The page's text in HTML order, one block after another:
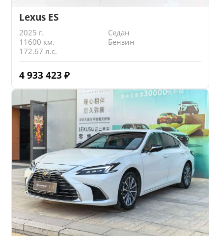
Lexus ES
2025 г.
Седан
11600 км.
Бензин
172.67 л.с.
4 933 423 ₽